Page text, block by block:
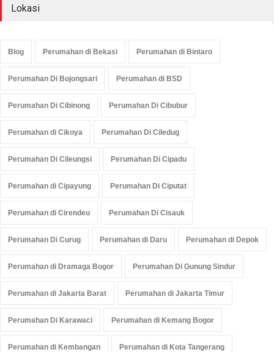
Lokasi
Blog Perumahan di Bekasi Perumahan di Bintaro
Perumahan Di Bojongsari Perumahan di BSD
Perumahan Di Cibinong Perumahan Di Cibubur
Perumahan di Cikoya Perumahan Di Ciledug
Perumahan Di Cileungsi Perumahan Di Cipadu
Perumahan di Cipayung Perumahan Di Ciputat
Perumahan di Cirendeu Perumahan Di Cisauk
Perumahan Di Curug Perumahan di Daru Perumahan di Depok
Perumahan di Dramaga Bogor Perumahan Di Gunung Sindur
Perumahan di Jakarta Barat Perumahan di Jakarta Timur
Perumahan Di Karawaci Perumahan di Kemang Bogor
Perumahan di Kembangan Perumahan di Kota Tangerang